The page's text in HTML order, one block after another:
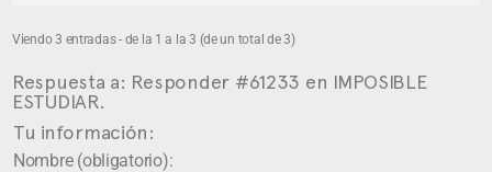
Viendo 3 entradas - de la 1 a la 3 (de un total de 3)
Respuesta a: Responder #61233 en IMPOSIBLE
ESTUDIAR.
Tu información:
Nombre (obligatorio):